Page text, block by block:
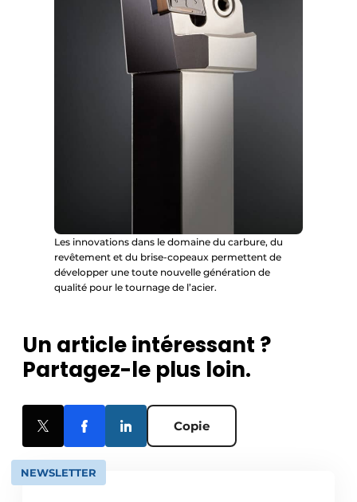
Les innovations dans le domaine du carbure, du
revêtement et du brise-copeaux permettent de
développer une toute nouvelle génération de
qualité pour le tournage de l’acier.
Un article intéressant ?
Partagez-le plus loin.
Copie
NEWSLETTER